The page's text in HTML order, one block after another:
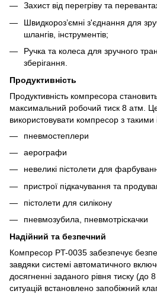
Захист від перегріву та
Швидкороз’ємні з'єднання для
шлангів, інструментів;
Ручка та колеса для зручного
зберігання.
Продуктивність
Продуктивність компресора
максимальний робочий тиск 8 атм.
використовувати компресор з такими
пневмостеплери
аерографи
невеликі пістолети для
пристрої підкачування та
пістолети для силікону
пневмозубила, пневмотріскачки
Надійний та безпечний
Компресор PT-0035 забезпечує
завдяки системі автоматичного
досягненні заданого рівня тиску
ситуацій встановлено запобіжний